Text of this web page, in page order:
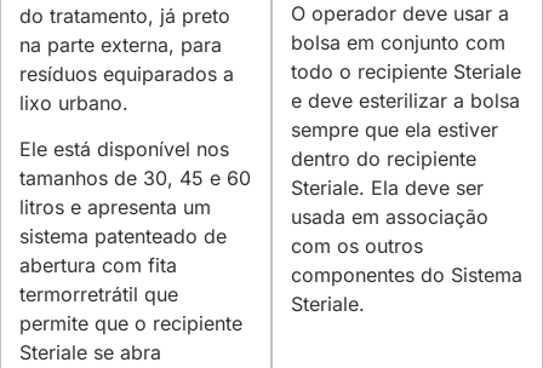
do tratamento, já preto
na parte externa, para
resíduos equiparados a
lixo urbano.
Ele está disponível nos
tamanhos de 30, 45 e 60
litros e apresenta um
sistema patenteado de
abertura com fita
termorretrátil que
permite que o recipiente
Steriale se abra
O operador deve usar a
bolsa em conjunto com
todo o recipiente Steriale
e deve esterilizar a bolsa
sempre que ela estiver
dentro do recipiente
Steriale. Ela deve ser
usada em associação
com os outros
componentes do Sistema
Steriale.